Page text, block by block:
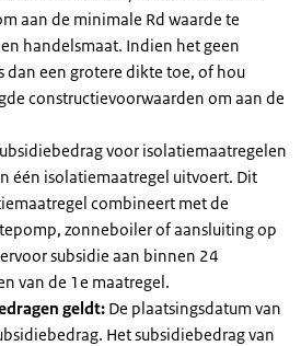
aan de minimale Rd waarde te
handelsmaat. Indien het geen
dan een grotere dikte toe, of hou
constructievoorwaarden om aan de
voor isolatiemaatregelen
één isolatiemaatregel uitvoert. Dit
combineert met de
zonneboiler of aansluiting op
subsidie aan binnen 24
van de 1e maatregel.
geldt: De plaatsingsdatum van
Het subsidiebedrag van